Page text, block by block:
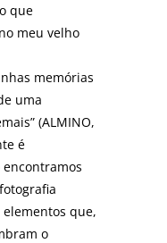
que
meu velho
memórias
uma
(ALMINO,
é
que,
o